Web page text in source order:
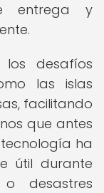
entrega y
los desafíos
las islas
facilitando
que antes
ha
útil durante
desastres